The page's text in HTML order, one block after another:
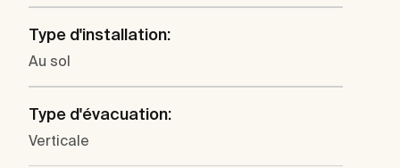
Type d'installation:
Au sol
Type d'évacuation:
Verticale